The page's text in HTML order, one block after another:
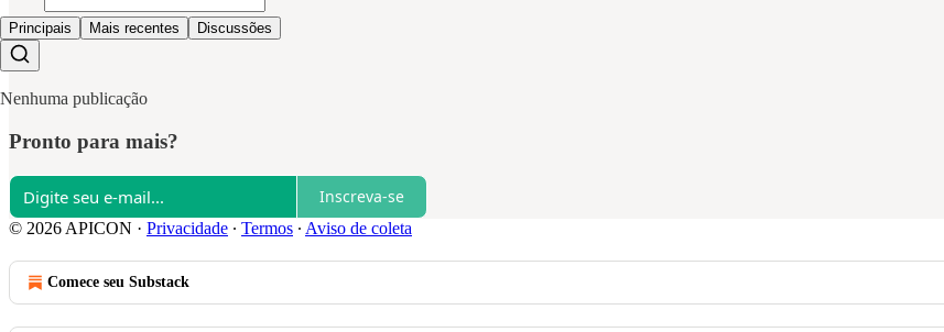
Principais Mais recentes Discussões
Nenhuma publicação
Pronto para mais?
Inscreva-se
© 2026 APICON · Privacidade ∙ Termos ∙ Aviso de coleta
Comece seu Substack